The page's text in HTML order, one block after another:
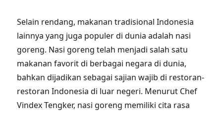
Selain rendang, makanan tradisional Indonesia
lainnya yang juga populer di dunia adalah nasi
goreng. Nasi goreng telah menjadi salah satu
makanan favorit di berbagai negara di dunia,
bahkan dijadikan sebagai sajian wajib di restoran-
restoran Indonesia di luar negeri. Menurut Chef
Vindex Tengker, nasi goreng memiliki cita rasa